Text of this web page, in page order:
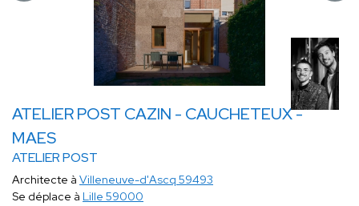
ATELIER POST CAZIN - CAUCHETEUX -
MAES
ATELIER POST
Architecte à Villeneuve-d'Ascq 59493
Se déplace à Lille 59000